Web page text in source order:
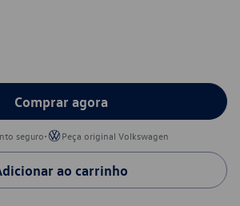
Comprar agora
seguro• Peça original Volkswagen
ao carrinho